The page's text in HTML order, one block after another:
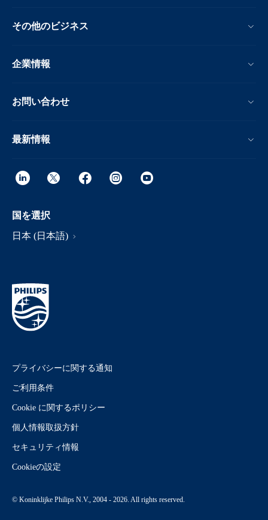
その他のビジネス
企業情報
お問い合わせ
最新情報
国を選択
日本 (日本語)
プライバシーに関する通知
ご利用条件
Cookie に関するポリシー
個人情報取扱方針
セキュリティ情報
Cookieの設定
© Koninklijke Philips N.V., 2004 - 2026. All rights reserved.